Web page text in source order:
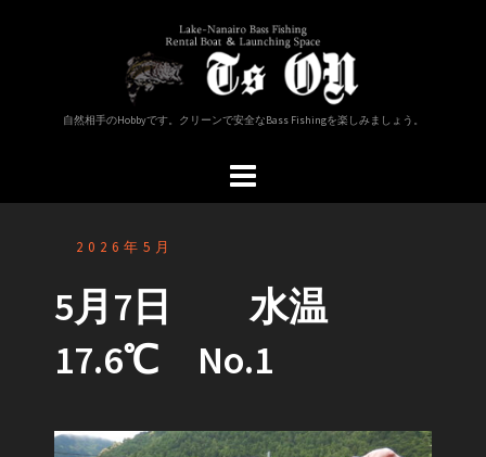
自然相手のHobbyです。クリーンで安全なBass Fishingを楽しみましょう。
2026年5月
5月7日 水温
17.6℃ No.1